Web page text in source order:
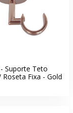
Suporte Teto
Fixa - Gold